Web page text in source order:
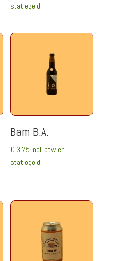
statiegeld
Bam B.A.
€ 3,75 incl. btw en
statiegeld